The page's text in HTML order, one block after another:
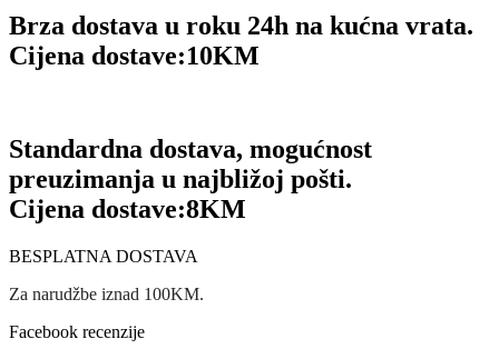
Brza dostava u roku 24h na kućna vrata.
Cijena dostave:10KM
Standardna dostava, mogućnost
preuzimanja u najbližoj pošti.
Cijena dostave:8KM
BESPLATNA DOSTAVA
Za narudžbe iznad 100KM.
Facebook recenzije